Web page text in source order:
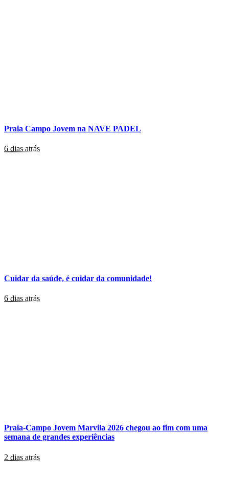
Praia Campo Jovem na NAVE PADEL
6 dias atrás
Cuidar da saúde, é cuidar da comunidade!
6 dias atrás
Praia-Campo Jovem Marvila 2026 chegou ao fim com uma
semana de grandes experiências
2 dias atrás